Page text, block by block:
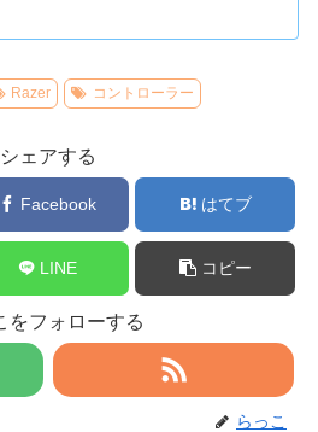
Razer コントローラー
シェアする
Facebook はてブ
LINE コピー
をフォローする
らっこ